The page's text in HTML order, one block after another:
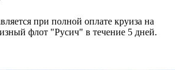
при полной оплате круиза на
флот "Русич" в течение 5 дней.